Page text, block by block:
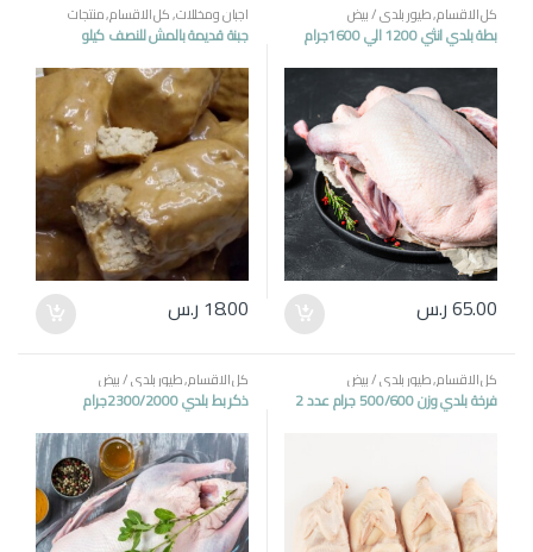
كل الاقسام,طيور بلدي / بيض
بطة بلدي انثي 1200 الي 1600جرام
65.00ر.س
اجبان ومخللات,كل الاقسام,منتجات
مصرية
جبنة قديمة بالمش للنصف كيلو
18.00 ر.س
كل الاقسام,طيور بلدي / بيض
فرخة بلدي وزن 500/600 جرام عدد 2
كل الاقسام,طيور بلدي / بيض
ذكر بط بلدي 2300/2000جرام